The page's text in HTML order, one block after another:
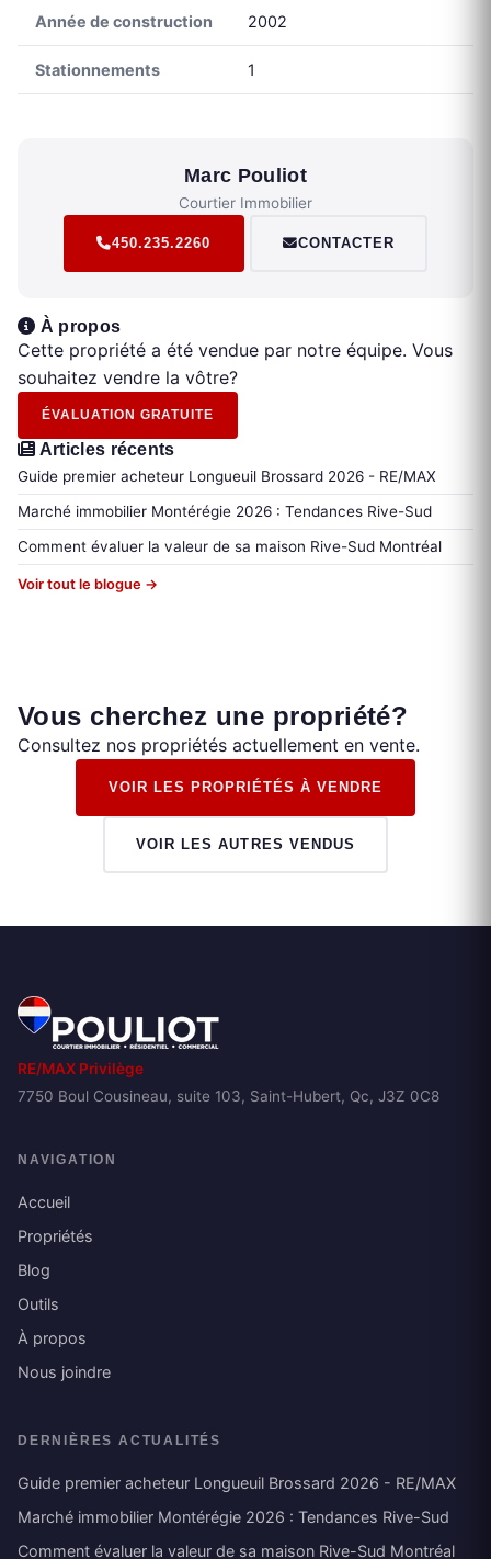
Année de construction 2002
Stationnements 1
Marc Pouliot
Courtier Immobilier
450.235.2260 CONTACTER
À propos
Cette propriété a été vendue par notre équipe. Vous
souhaitez vendre la vôtre?
ÉVALUATION GRATUITE
Articles récents
Guide premier acheteur Longueuil Brossard 2026 - RE/MAX
Marché immobilier Montérégie 2026 : Tendances Rive-Sud
Comment évaluer la valeur de sa maison Rive-Sud Montréal
Voir tout le blogue →
Vous cherchez une propriété?
Consultez nos propriétés actuellement en vente.
VOIR LES PROPRIÉTÉS À VENDRE
VOIR LES AUTRES VENDUS
RE/MAX Privilège
7750 Boul Cousineau, suite 103, Saint-Hubert, Qc, J3Z 0C8
NAVIGATION
Accueil
Propriétés
Blog
Outils
À propos
Nous joindre
DERNIÈRES ACTUALITÉS
Guide premier acheteur Longueuil Brossard 2026 - RE/MAX
Marché immobilier Montérégie 2026 : Tendances Rive-Sud
Comment évaluer la valeur de sa maison Rive-Sud Montréal